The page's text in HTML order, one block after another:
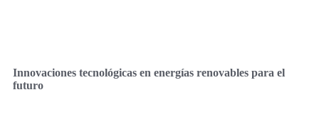
Innovaciones tecnológicas en energías renovables para el
futuro